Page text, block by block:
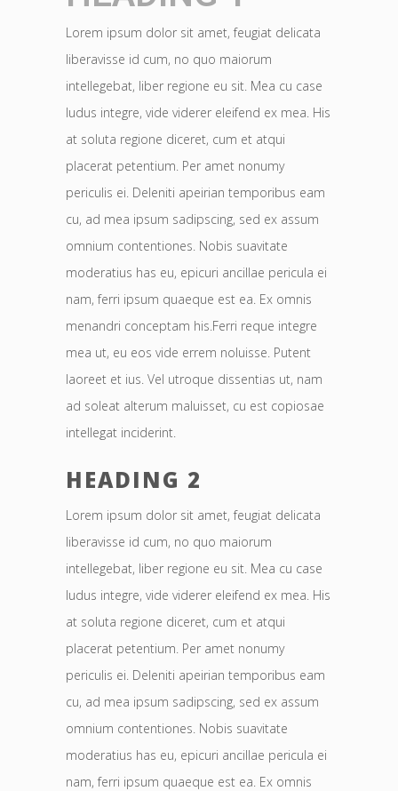
Lorem ipsum dolor sit amet, feugiat delicata
liberavisse id cum, no quo maiorum
intellegebat, liber regione eu sit. Mea cu case
ludus integre, vide viderer eleifend ex mea. His
at soluta regione diceret, cum et atqui
placerat petentium. Per amet nonumy
periculis ei. Deleniti apeirian temporibus eam
cu, ad mea ipsum sadipscing, sed ex assum
omnium contentiones. Nobis suavitate
moderatius has eu, epicuri ancillae pericula ei
nam, ferri ipsum quaeque est ea. Ex omnis
menandri conceptam his.Ferri reque integre
mea ut, eu eos vide errem noluisse. Putent
laoreet et ius. Vel utroque dissentias ut, nam
ad soleat alterum maluisset, cu est copiosae
intellegat inciderint.
HEADING 2
Lorem ipsum dolor sit amet, feugiat delicata
liberavisse id cum, no quo maiorum
intellegebat, liber regione eu sit. Mea cu case
ludus integre, vide viderer eleifend ex mea. His
at soluta regione diceret, cum et atqui
placerat petentium. Per amet nonumy
periculis ei. Deleniti apeirian temporibus eam
cu, ad mea ipsum sadipscing, sed ex assum
omnium contentiones. Nobis suavitate
moderatius has eu, epicuri ancillae pericula ei
nam, ferri ipsum quaeque est ea. Ex omnis